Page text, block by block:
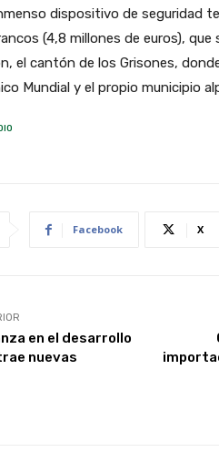
dispositivo de seguridad
(4,8 millones de euros),
el cantón de los Grisones,
Mundial y el propio municipio
Facebook X
en el desarrollo
nuevas